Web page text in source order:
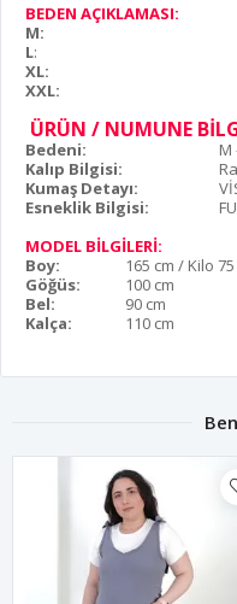
BEDEN AÇIKLAMASI:
M:
L:
XL:
XXL:
ÜRÜN / NUMUNE
Bedeni:
M
Kalıp Bilgisi:
Kumaş Detayı:
Esneklik Bilgisi:
MODEL BİLGİLERİ:
Boy:
165 cm / Kilo
Göğüs:
100 cm
Bel:
90 cm
Kalça:
110 cm